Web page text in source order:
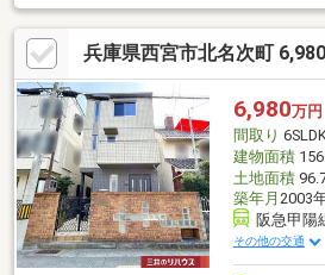
雨水の浸入を防止する部分、給排水管路
０万円（期間１年）まで、シロアリの被
０万円（期間１年）まで保証されます。～
■本山第三小学校 約７３０ｍ■本山南中
西スーパーセルバ店 約１２０ｍ■神戸
公園 約３００ｍ
兵庫県西宮市北名次町
6,980万円
間取り
建物面積
土地面積
築年月 2003
阪急甲陽
その他の交通